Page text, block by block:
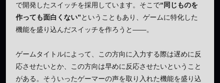
で開発したスイッチを採用しています。そこで“同じものを
作っても面白くない”ということもあり、ゲームに特化した
機能を盛り込んだスイッチを作ろうと——。
ゲームタイトルによって、この方向に入力する際は遅めに反
応させたいとか、この方向は早めに反応させたいということ
がある。そういったゲーマーの声を取り入れた機能を盛り込